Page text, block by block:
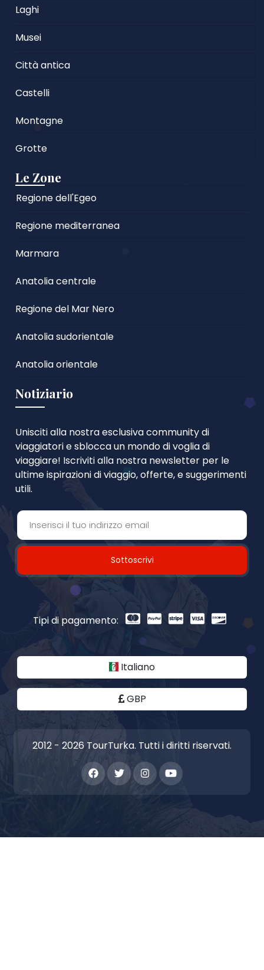
Laghi
Musei
Città antica
Castelli
Montagne
Grotte
Le Zone
Regione dell'Egeo
Regione mediterranea
Marmara
Anatolia centrale
Regione del Mar Nero
Anatolia sudorientale
Anatolia orientale
Notiziario
Unisciti alla nostra esclusiva community di
viaggiatori e sblocca un mondo di voglia di
viaggiare! Iscriviti alla nostra newsletter per le
ultime ispirazioni di viaggio, offerte, e suggerimenti
utili.
Sottoscrivi
Tipi di pagamento:
Italiano
GBP
2012 - 2026 TourTurka. Tutti i diritti riservati.